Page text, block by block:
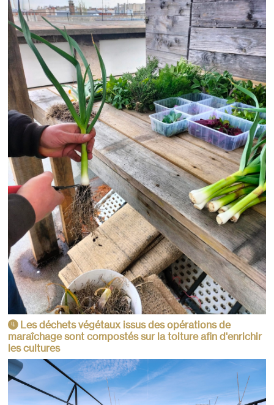
4Les déchets végétaux issus des opérations de
maraîchage sont compostés sur la toiture afin d'enrichir
les cultures